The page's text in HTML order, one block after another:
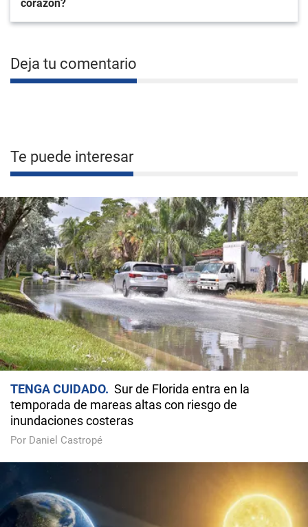
corazón?
Deja tu comentario
Te puede interesar
TENGA CUIDADO
Sur de Florida entra en la
temporada de mareas altas con riesgo de
inundaciones costeras
Por Daniel Castropé